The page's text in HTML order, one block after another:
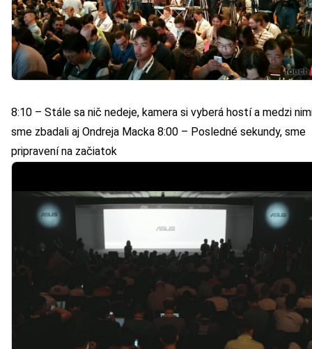
8:10 – Stále sa nič nedeje, kamera si vyberá hostí a medzi
sme zbadali aj Ondreja Macka 8:00 – Posledné sekundy, sme
pripravení na začiatok